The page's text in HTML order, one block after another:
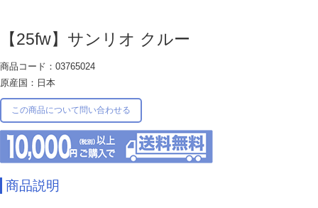
【25fw】サンリオ クルー
商品コード：03765024
原産国：日本
この商品について問い合わせる
商品説明